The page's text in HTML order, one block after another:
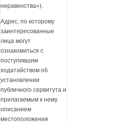
неравенства»).
Адрес, по которому
заинтересованные
лица могут
ознакомиться с
поступившим
ходатайством об
установлении
публичного сервитута и
прилагаемым к нему
описанием
местоположения